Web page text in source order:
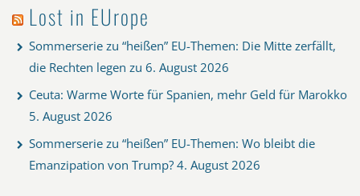
Lost in EUrope
Sommerserie zu “heißen” EU-Themen: Die Mitte zerfällt,
die Rechten legen zu 6. August 2026
Ceuta: Warme Worte für Spanien, mehr Geld für Marokko
5. August 2026
Sommerserie zu “heißen” EU-Themen: Wo bleibt die
Emanzipation von Trump? 4. August 2026